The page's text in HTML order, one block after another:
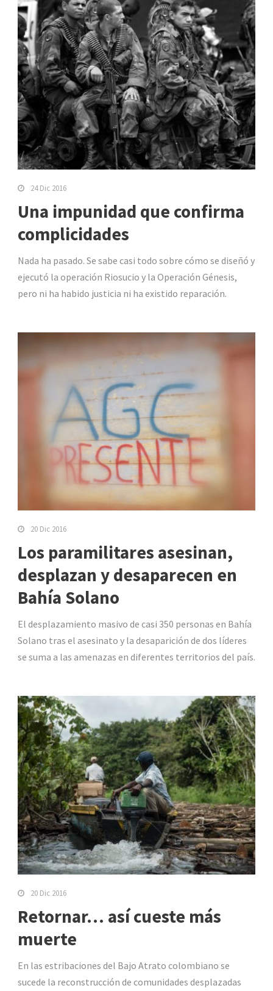
24 Dic 2016
Una impunidad que confirma
complicidades
Nada ha pasado. Se sabe casi todo sobre cómo se diseñó y
ejecutó la operación Riosucio y la Operación Génesis,
pero ni ha habido justicia ni ha existido reparación.
20 Dic 2016
Los paramilitares asesinan,
desplazan y desaparecen en
Bahía Solano
El desplazamiento masivo de casi 350 personas en Bahía
Solano tras el asesinato y la desaparición de dos líderes
se suma a las amenazas en diferentes territorios del país.
20 Dic 2016
Retornar… así cueste más
muerte
En las estribaciones del Bajo Atrato colombiano se
sucede la reconstrucción de comunidades desplazadas